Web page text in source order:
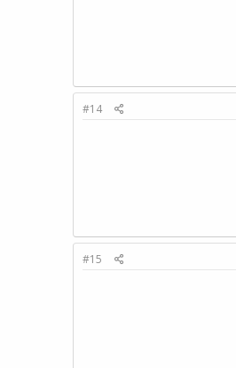
#14
#15